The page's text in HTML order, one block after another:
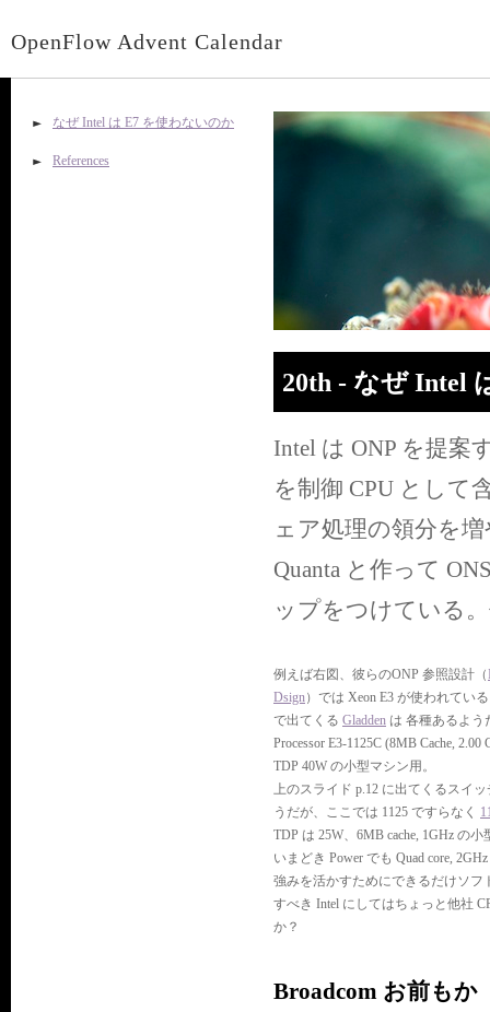
OpenFlow Advent Calendar
20th - なぜ Intel
Intel は ONP を提案
を制御 CPU として
ェア処理の領分を
Quanta と作って
ップをつけている
例えば右図、彼らのONP 参照設計（
Dsign）では Xeon E3 が使われてい
で出てくる Gladden は 各種あるよう
Processor E3-1125C (8MB Cache,
TDP 40W の小型マシン用。
上のスライド p.12 に出てくるスイ
うだが、ここでは 1125 ですらなく
TDP は 25W、6MB cache, 1GHz の小
いまどき Power でも Quad core,
強みを活かすためにできるだけソフ
すべき Intel にしてはちょっと他社
か？
Broadcom お前もか
なぜ Intel は E7 を使わないのか
References